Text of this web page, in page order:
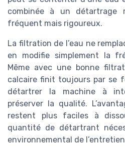
combinée à un détartrage
fréquent mais rigoureux.
La filtration de l’eau ne
en modifie simplement la
Même avec une bonne
calcaire finit toujours par se
détartrer la machine à
préserver la qualité.
restent plus faciles à
quantité de détartrant
environnemental de